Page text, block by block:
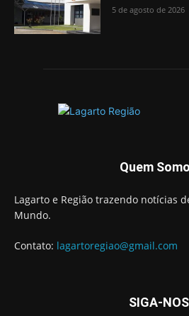
5 de agosto de 2026
Quem
Lagarto e Região trazendo notícias
Mundo.
Contato: lagartoregiao@gmail.com
SIGA-NOS